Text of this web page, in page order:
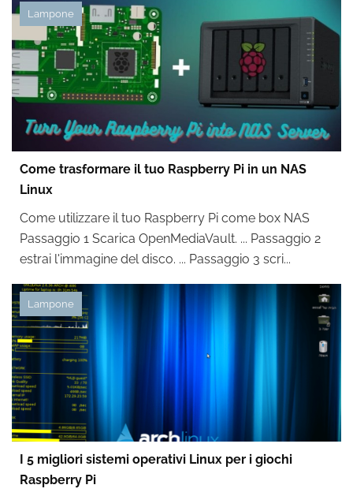
Lampone
Come trasformare il tuo Raspberry Pi in un NAS
Linux
Come utilizzare il tuo Raspberry Pi come box NAS
Passaggio 1 Scarica OpenMediaVault. ... Passaggio 2
estrai l'immagine del disco. ... Passaggio 3 scri...
Lampone
I 5 migliori sistemi operativi Linux per i giochi
Raspberry Pi